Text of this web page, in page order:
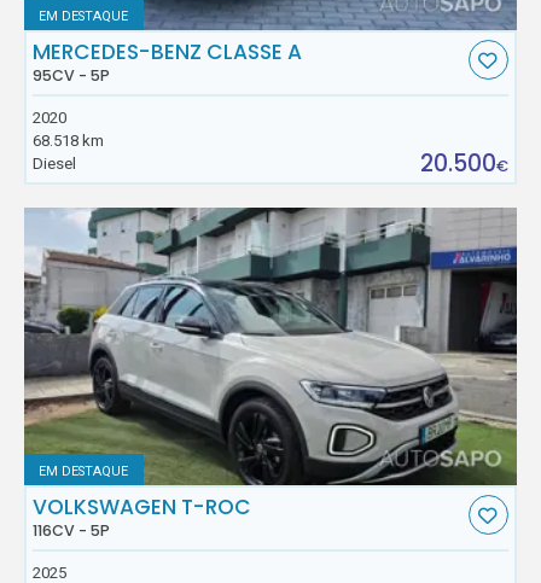
EM DESTAQUE
MERCEDES-BENZ CLASSE A
95CV - 5P
2020
68.518 km
Diesel
20.500€
EM DESTAQUE
VOLKSWAGEN T-ROC
116CV - 5P
2025